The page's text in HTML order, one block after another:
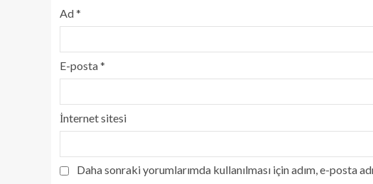
Ad*
E-posta*
İnternet sitesi
Daha sonraki yorumlarımda kullanılması için adım, e-posta